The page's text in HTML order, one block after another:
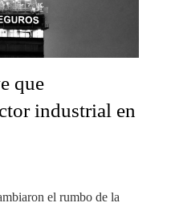
que
industrial en
el rumbo de la